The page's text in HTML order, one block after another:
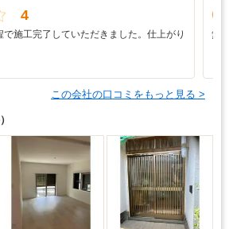
4
施工完了していただきました。仕上がり
無
この会社の口コミをもっと見る >